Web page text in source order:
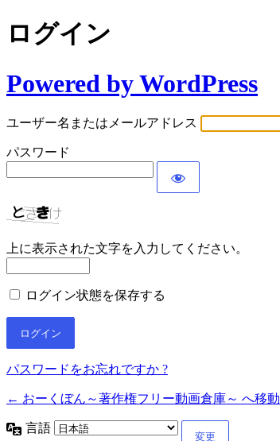
ログイン
Powered by WordPress
ユーザー名またはメールアドレス
パスワード
上に表示された文字を入力してください。
ログイン状態を保存する
パスワードをお忘れですか ?
← おーくぼん～著作権フリー動画倉庫～ へ移動
言語